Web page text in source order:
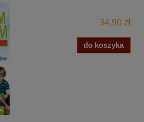
34,90 zł
do koszyka